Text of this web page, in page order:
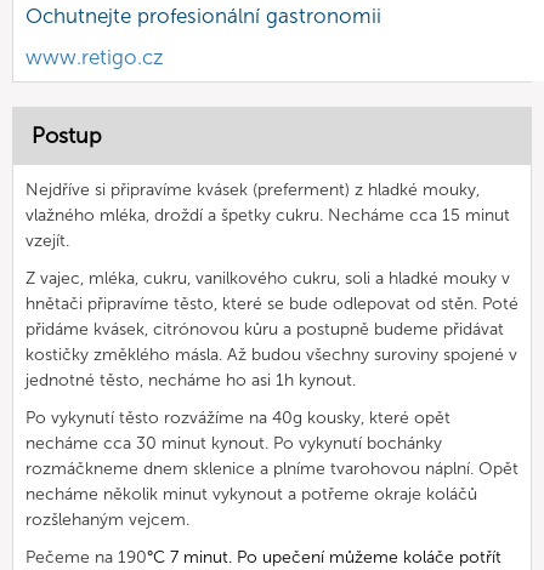
Ochutnejte profesionální gastronomii
www.retigo.cz
Postup
Nejdříve si připravíme kvásek (preferment) z hladké mouky,
vlažného mléka, droždí a špetky cukru. Necháme cca 15 minut
vzejít.
Z vajec, mléka, cukru, vanilkového cukru, soli a hladké mouky v
hnětači připravíme těsto, které se bude odlepovat od stěn. Poté
přidáme kvásek, citrónovou kůru a postupně budeme přidávat
kostičky změklého másla. Až budou všechny suroviny spojené v
jednotné těsto, necháme ho asi 1h kynout.
Po vykynutí těsto rozvážíme na 40g kousky, které opět
necháme cca 30 minut kynout. Po vykynutí bochánky
rozmáčkneme dnem sklenice a plníme tvarohovou náplní. Opět
necháme několik minut vykynout a potřeme okraje koláčů
rozšlehaným vejcem.
Pečeme na 190°C 7 minut. Po upečení můžeme koláče potřít